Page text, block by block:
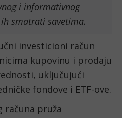
i informativnog
smatrati savetima.
investicioni račun
kupovinu i prodaju
uključujući
fondove i ETF-ove.
računa pruža